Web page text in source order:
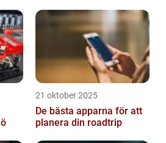
21 oktober 2025
De bästa apparna för att
planera din roadtrip